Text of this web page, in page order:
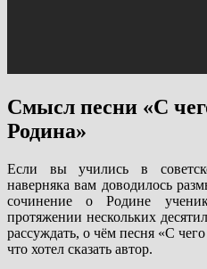
Смысл песни «С
Родина»
Если вы учились в
наверняка вам доводилось
сочинение о Родине
протяжении нескольких
рассуждать, о чём песня «С
что хотел сказать автор.